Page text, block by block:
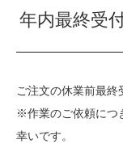
年内最終受
ご注文の休業前最終
※作業のご依頼につ
幸いです。